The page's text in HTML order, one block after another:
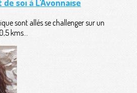
soi à L'Avonnaise
sont allés se challenger sur un
kms...